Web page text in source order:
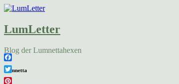
LumLetter
Blog der Lumnettahexen
Lumnetta
Facebook
Twitter